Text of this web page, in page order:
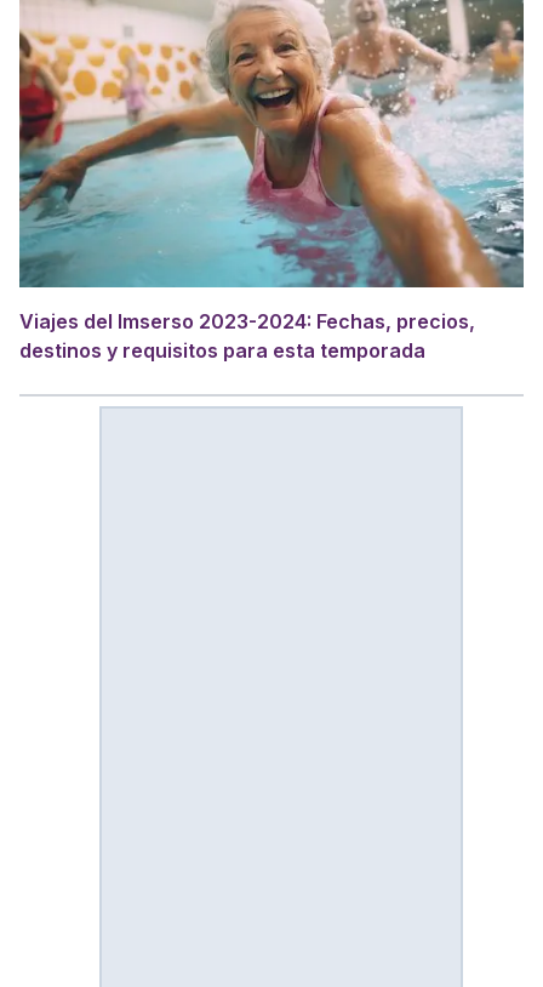
Viajes del Imserso 2023-2024: Fechas, precios,
destinos y requisitos para esta temporada